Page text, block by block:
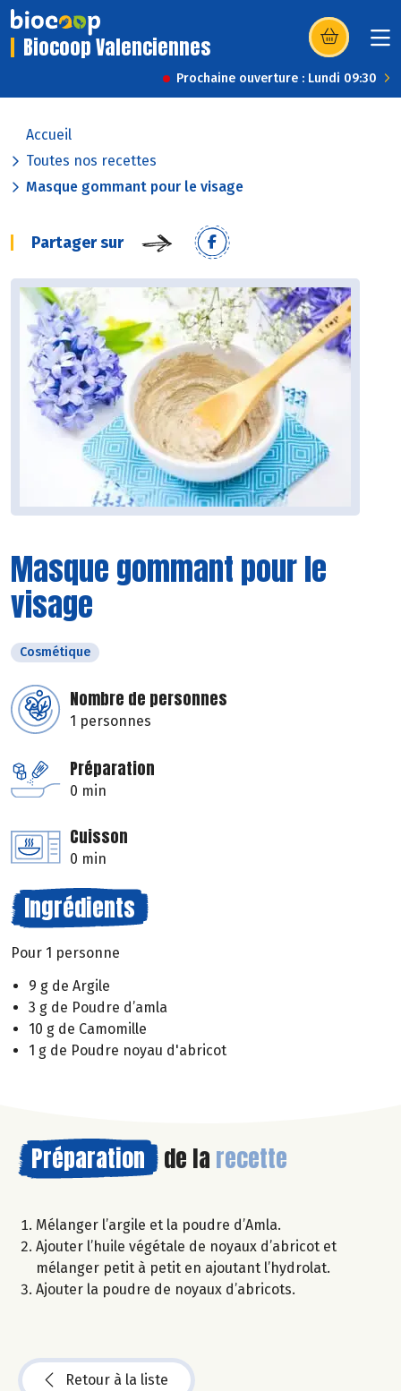
Biocoop Valenciennes (s’ouvre dans
Prochaine ouverture : Lundi 09:30
Accueil
Toutes nos recettes
Masque gommant pour le visage
Partager sur
Masque gommant pour le
visage
Cosmétique
Nombre de personnes
1 personnes
Préparation
0 min
Cuisson
0 min
Ingrédients
Pour 1 personne
9 g de Argile
3 g de Poudre d’amla
10 g de Camomille
1 g de Poudre noyau d'abricot
Préparation de la recette
Mélanger l’argile et la poudre d’Amla.
Ajouter l’huile végétale de noyaux d’abricot et
mélanger petit à petit en ajoutant l’hydrolat.
Ajouter la poudre de noyaux d’abricots.
Retour à la liste